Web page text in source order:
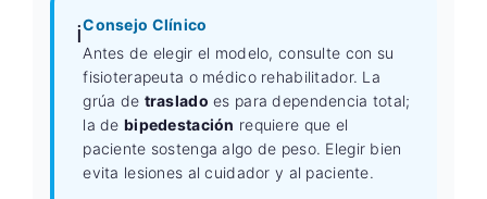
ℹ️Consejo Clínico
Antes de elegir el modelo, consulte con su
fisioterapeuta o médico rehabilitador. La
grúa de traslado es para dependencia total;
la debipedestación requiere que el
paciente sostenga algo de peso. Elegir bien
evita lesiones al cuidador y al paciente.